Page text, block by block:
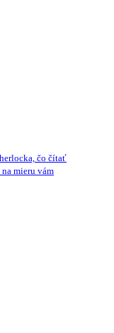
čo čítať
mieru vám